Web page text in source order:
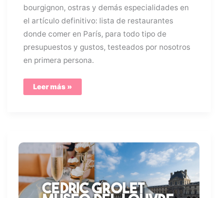
bourgignon, ostras y demás especialidades en
el artículo definitivo: lista de restaurantes
donde comer en París, para todo tipo de
presupuestos y gustos, testeados por nosotros
en primera persona.
Guía
interactivo)
Leer más »